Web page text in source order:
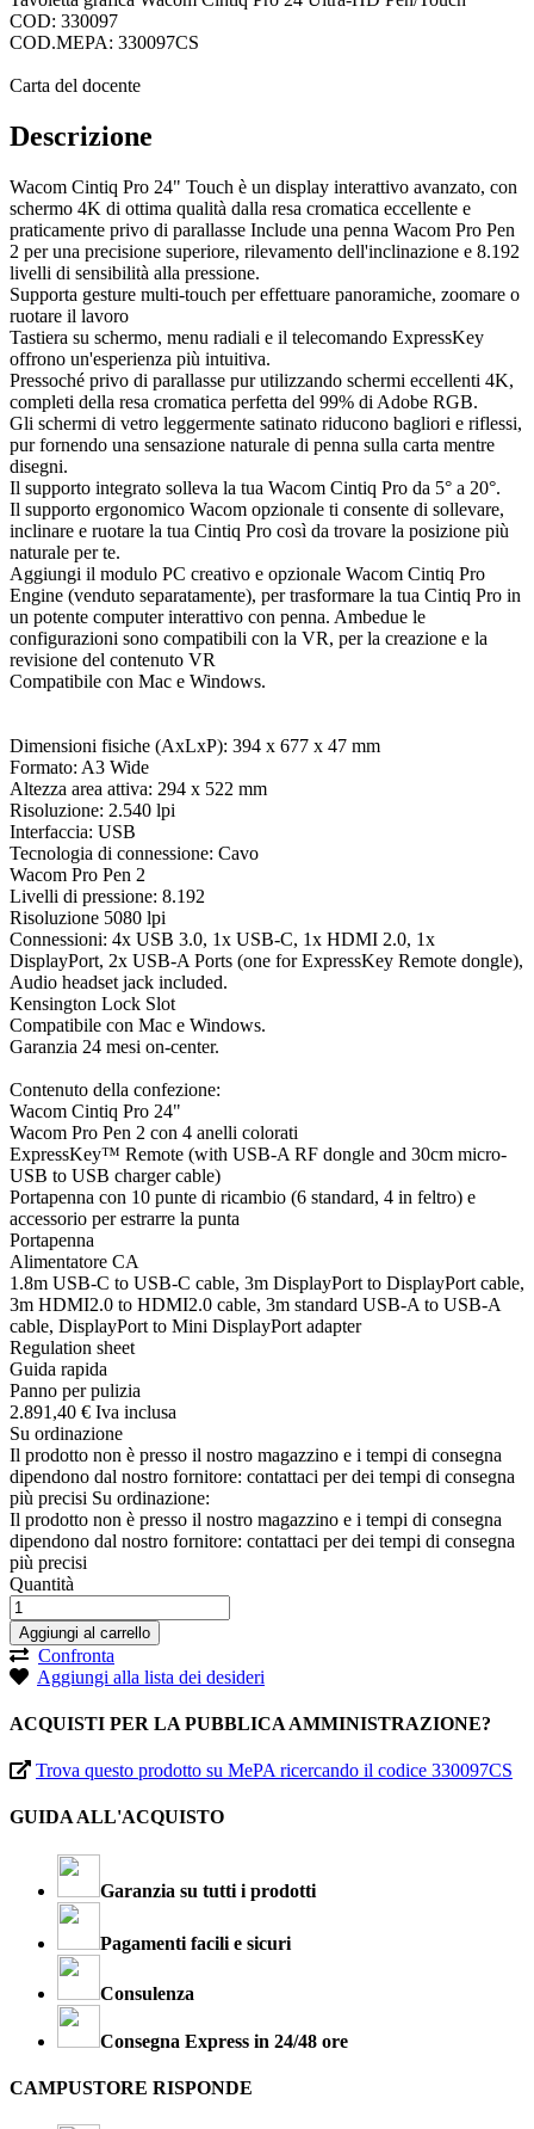
COD: 330097
COD.MEPA: 330097CS
Carta del docente
Descrizione
Wacom Cintiq Pro 24" Touch è un display interattivo avanzato, con
schermo 4K di ottima qualità dalla resa cromatica eccellente e
praticamente privo di parallasse Include una penna Wacom Pro Pen
2 per una precisione superiore, rilevamento dell'inclinazione e 8.192
livelli di sensibilità alla pressione.
Supporta gesture multi-touch per effettuare panoramiche, zoomare o
ruotare il lavoro
Tastiera su schermo, menu radiali e il telecomando ExpressKey
offrono un'esperienza più intuitiva.
Pressoché privo di parallasse pur utilizzando schermi eccellenti 4K,
completi della resa cromatica perfetta del 99% di Adobe RGB.
Gli schermi di vetro leggermente satinato riducono bagliori e riflessi,
pur fornendo una sensazione naturale di penna sulla carta mentre
disegni.
Il supporto integrato solleva la tua Wacom Cintiq Pro da 5° a 20°.
Il supporto ergonomico Wacom opzionale ti consente di sollevare,
inclinare e ruotare la tua Cintiq Pro così da trovare la posizione più
naturale per te.
Aggiungi il modulo PC creativo e opzionale Wacom Cintiq Pro
Engine (venduto separatamente), per trasformare la tua Cintiq Pro in
un potente computer interattivo con penna. Ambedue le
configurazioni sono compatibili con la VR, per la creazione e la
revisione del contenuto VR
Compatibile con Mac e Windows.
Dimensioni fisiche (AxLxP): 394 x 677 x 47 mm
Formato: A3 Wide
Altezza area attiva: 294 x 522 mm
Risoluzione: 2.540 lpi
Interfaccia: USB
Tecnologia di connessione: Cavo
Wacom Pro Pen 2
Livelli di pressione: 8.192
Risoluzione 5080 lpi
Connessioni: 4x USB 3.0, 1x USB-C, 1x HDMI 2.0, 1x
DisplayPort, 2x USB-A Ports (one for ExpressKey Remote dongle),
Audio headset jack included.
Kensington Lock Slot
Compatibile con Mac e Windows.
Garanzia 24 mesi on-center.
Contenuto della confezione:
Wacom Cintiq Pro 24"
Wacom Pro Pen 2 con 4 anelli colorati
ExpressKey™ Remote (with USB-A RF dongle and 30cm micro-
USB to USB charger cable)
Portapenna con 10 punte di ricambio (6 standard, 4 in feltro) e
accessorio per estrarre la punta
Portapenna
Alimentatore CA
1.8m USB-C to USB-C cable, 3m DisplayPort to DisplayPort cable,
3m HDMI2.0 to HDMI2.0 cable, 3m standard USB-A to USB-A
cable, DisplayPort to Mini DisplayPort adapter
Regulation sheet
Guida rapida
Panno per pulizia
2.891,40 € Iva inclusa
Su ordinazione
Il prodotto non è presso il nostro magazzino e i tempi di consegna
dipendono dal nostro fornitore: contattaci per dei tempi di consegna
più precisi Su ordinazione:
Il prodotto non è presso il nostro magazzino e i tempi di consegna
dipendono dal nostro fornitore: contattaci per dei tempi di consegna
più precisi
Quantità
Aggiungi al carrello
Confronta
Aggiungi alla lista dei desideri
ACQUISTI PER LA PUBBLICA AMMINISTRAZIONE?
Trova questo prodotto su MePA ricercando il codice 330097CS
GUIDA ALL'ACQUISTO
Garanzia su tutti i prodotti
Pagamenti facili e sicuri
Consulenza
Consegna Express in 24/48 ore
CAMPUSTORE RISPONDE